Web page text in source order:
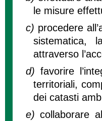
le misure
c) procedere
sistematica,
attraverso
d) favorire
territoriali,
dei catasti
e)collaborare